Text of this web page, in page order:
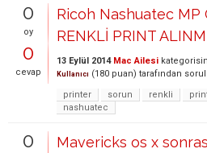
0
oy
0
cevap
Ricoh Nashuatec MP
RENKLİ PRINT
13 Eylül 2014 Mac Ailesi
Kullanıcı (180 puan) tarafından
printer
sorun renkli
nashuatec
0
Mavericks os x